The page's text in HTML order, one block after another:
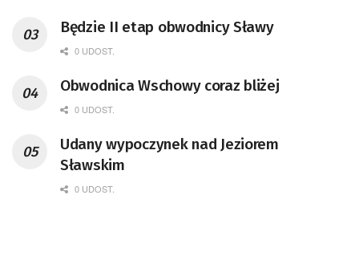
Będzie II etap obwodnicy Sławy
0 UDOST.
Obwodnica Wschowy coraz bliżej
0 UDOST.
Udany wypoczynek nad Jeziorem
Sławskim
0 UDOST.